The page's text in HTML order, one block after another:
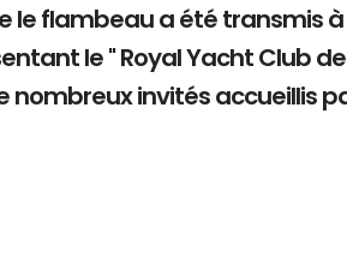
le flambeau a été transmis à
le " Royal Yacht Club
nombreux invités accueillis